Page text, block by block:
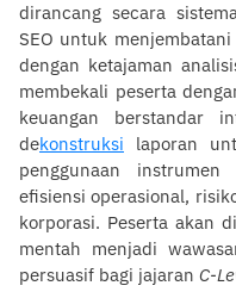
dirancang secara
SEO untuk
dengan ketajaman
membekali peserta
keuangan berstandar
dekonstruksi laporan
penggunaan
efisiensi operasional,
korporasi. Peserta akan
mentah menjadi
persuasif bagi jajaran C-